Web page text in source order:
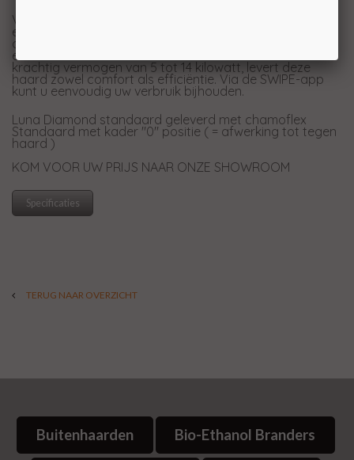
Voor extra gemak kunt u de Plus-versie kiezen, die
een automatische liftdeur en vonkenscherm biedt, en
ook binnenverlichting heeft. Deze haard past perfect in
elke woonruimte. Met een rendement van 76% en een
krachtig vermogen van 5 tot 14 kilowatt, levert deze
haard zowel comfort als efficiëntie. Via de SWIPE-app
kunt u eenvoudig uw verbruik bijhouden.
Luna Diamond standaard geleverd met chamoflex
Standaard met kader "0" positie ( = afwerking tot tegen
haard )
KOM VOOR UW PRIJS NAAR ONZE SHOWROOM
Specificaties
TERUG NAAR OVERZICHT
Buitenhaarden Bio-Ethanol Branders